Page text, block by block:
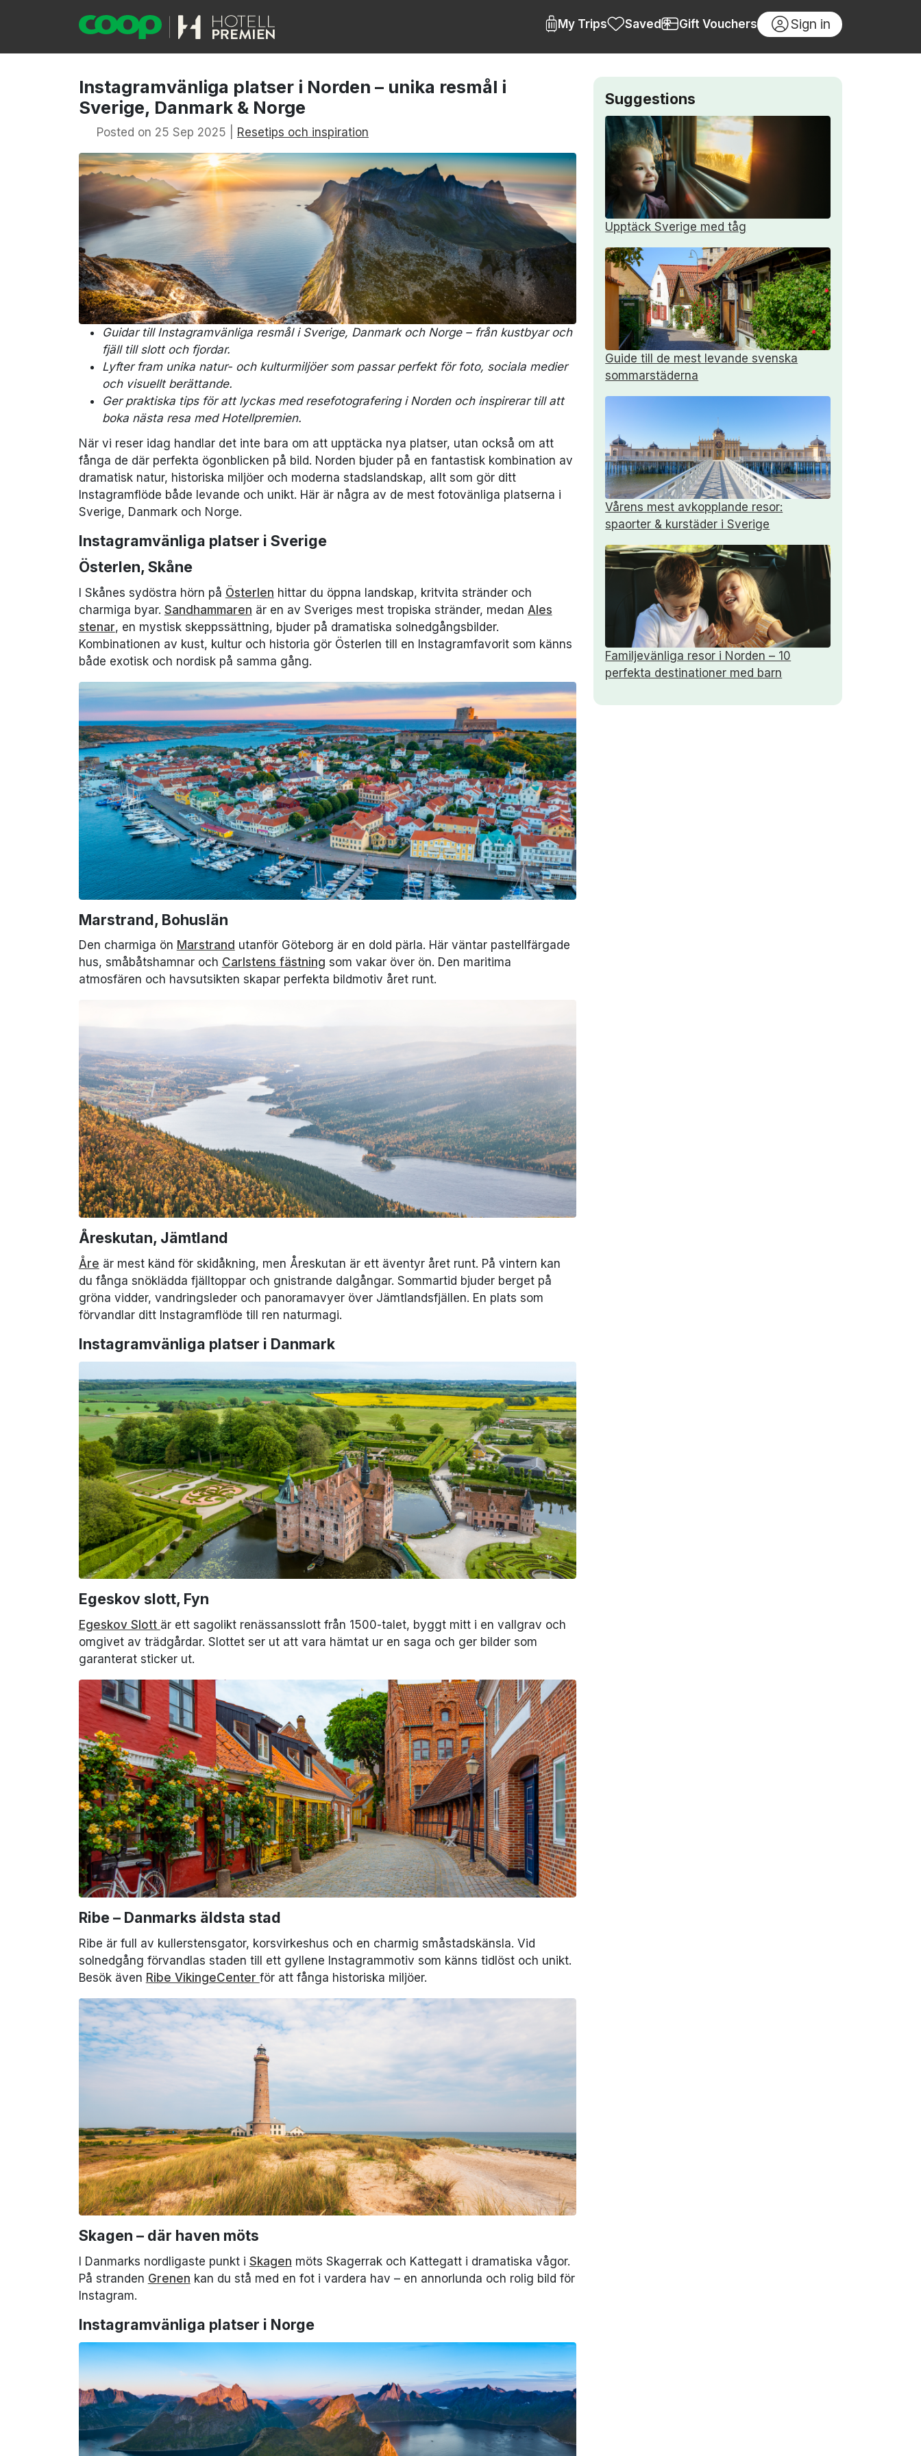
My Trips Saved Gift Vouchers Sign in
Instagramvänliga platser i Norden – unika resmål i
Sverige, Danmark & Norge
Posted on 25 Sep 2025 | Resetips och inspiration
Guidar till Instagramvänliga resmål i Sverige, Danmark och Norge – från kustbyar och
fjäll till slott och fjordar.
Lyfter fram unika natur- och kulturmiljöer som passar perfekt för foto, sociala medier
och visuellt berättande.
Ger praktiska tips för att lyckas med resefotografering i Norden och inspirerar till att
boka nästa resa med Hotellpremien.
När vi reser idag handlar det inte bara om att upptäcka nya platser, utan också om att
fånga de där perfekta ögonblicken på bild. Norden bjuder på en fantastisk kombination av
dramatisk natur, historiska miljöer och moderna stadslandskap, allt som gör ditt
Instagramflöde både levande och unikt. Här är några av de mest fotovänliga platserna i
Sverige, Danmark och Norge.
Instagramvänliga platser i Sverige
Österlen, Skåne
I Skånes sydöstra hörn på Österlen hittar du öppna landskap, kritvita stränder och
charmiga byar. Sandhammaren är en av Sveriges mest tropiska stränder, medan Ales
stenar, en mystisk skeppssättning, bjuder på dramatiska solnedgångsbilder.
Kombinationen av kust, kultur och historia gör Österlen till en Instagramfavorit som känns
både exotisk och nordisk på samma gång.
Marstrand, Bohuslän
Den charmiga ön Marstrand utanför Göteborg är en dold pärla. Här väntar pastellfärgade
hus, småbåtshamnar och Carlstens fästning som vakar över ön. Den maritima
atmosfären och havsutsikten skapar perfekta bildmotiv året runt.
Åreskutan, Jämtland
Åre är mest känd för skidåkning, men Åreskutan är ett äventyr året runt. På vintern kan
du fånga snöklädda fjälltoppar och gnistrande dalgångar. Sommartid bjuder berget på
gröna vidder, vandringsleder och panoramavyer över Jämtlandsfjällen. En plats som
förvandlar ditt Instagramflöde till ren naturmagi.
Instagramvänliga platser i Danmark
Egeskov slott, Fyn
Egeskov Slott är ett sagolikt renässansslott från 1500-talet, byggt mitt i en vallgrav och
omgivet av trädgårdar. Slottet ser ut att vara hämtat ur en saga och ger bilder som
garanterat sticker ut.
Ribe – Danmarks äldsta stad
Ribe är full av kullerstensgator, korsvirkeshus och en charmig småstadskänsla. Vid
solnedgång förvandlas staden till ett gyllene Instagrammotiv som känns tidlöst och unikt.
Besök även Ribe VikingeCenter för att fånga historiska miljöer.
Skagen – där haven möts
I Danmarks nordligaste punkt i Skagen möts Skagerrak och Kattegatt i dramatiska vågor.
På stranden Grenen kan du stå med en fot i vardera hav – en annorlunda och rolig bild för
Instagram.
Instagramvänliga platser i Norge
Suggestions
Upptäck Sverige med tåg
Guide till de mest levande svenska
sommarstäderna
Vårens mest avkopplande resor:
spaorter & kurstäder i Sverige
Familjevänliga resor i Norden – 10
perfekta destinationer med barn